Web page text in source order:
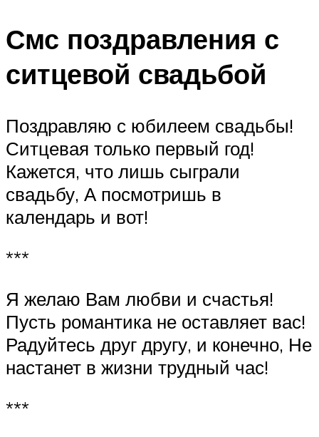
Смс поздравления с
ситцевой свадьбой
Поздравляю с юбилеем свадьбы!
Ситцевая только первый год!
Кажется, что лишь сыграли
свадьбу, А посмотришь в
календарь и вот!
***
Я желаю Вам любви и счастья!
Пусть романтика не оставляет вас!
Радуйтесь друг другу, и конечно, Не
настанет в жизни трудный час!
***